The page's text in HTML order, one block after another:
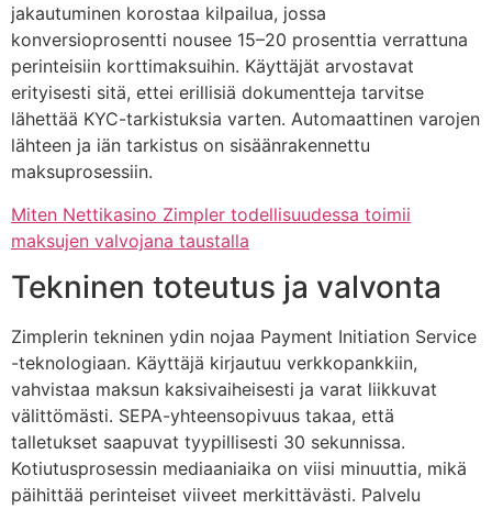
jakautuminen korostaa kilpailua, jossa
konversioprosentti nousee 15–20 prosenttia verrattuna
perinteisiin korttimaksuihin. Käyttäjät arvostavat
erityisesti sitä, ettei erillisiä dokumentteja tarvitse
lähettää KYC-tarkistuksia varten. Automaattinen varojen
lähteen ja iän tarkistus on sisäänrakennettu
maksuprosessiin.
Miten Nettikasino Zimpler todellisuudessa toimii
maksujen valvojana taustalla
Tekninen toteutus ja valvonta
Zimplerin tekninen ydin nojaa Payment Initiation Service
-teknologiaan. Käyttäjä kirjautuu verkkopankkiin,
vahvistaa maksun kaksivaiheisesti ja varat liikkuvat
välittömästi. SEPA-yhteensopivuus takaa, että
talletukset saapuvat tyypillisesti 30 sekunnissa.
Kotiutusprosessin mediaaniaika on viisi minuuttia, mikä
päihittää perinteiset viiveet merkittävästi. Palvelu